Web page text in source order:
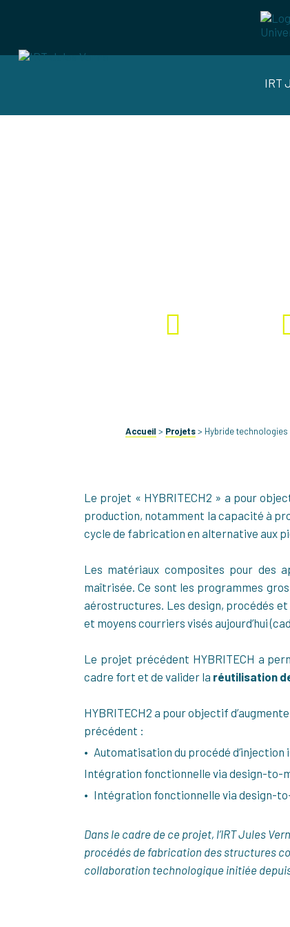
IRT
Accueil > Projets> Hybride technologies
Le projet « HYBRITECH2 » a pour
production, notamment la capacité à
cycle de fabrication en alternative aux
Les matériaux composites pour des
maîtrisée. Ce sont les programmes
aérostructures. Les design, procédés
et moyens courriers visés aujourd’hui
Le projet précédent HYBRITECH a
cadre fort et de valider la réutilisation
HYBRITECH2 a pour objectif
précédent :
Automatisation du procédé
Intégration fonctionnelle via design-to-
Intégration fonctionnelle via design-
Dans le cadre de ce projet, l’IRT Jules
procédés de fabrication des structures
collaboration technologique initiée